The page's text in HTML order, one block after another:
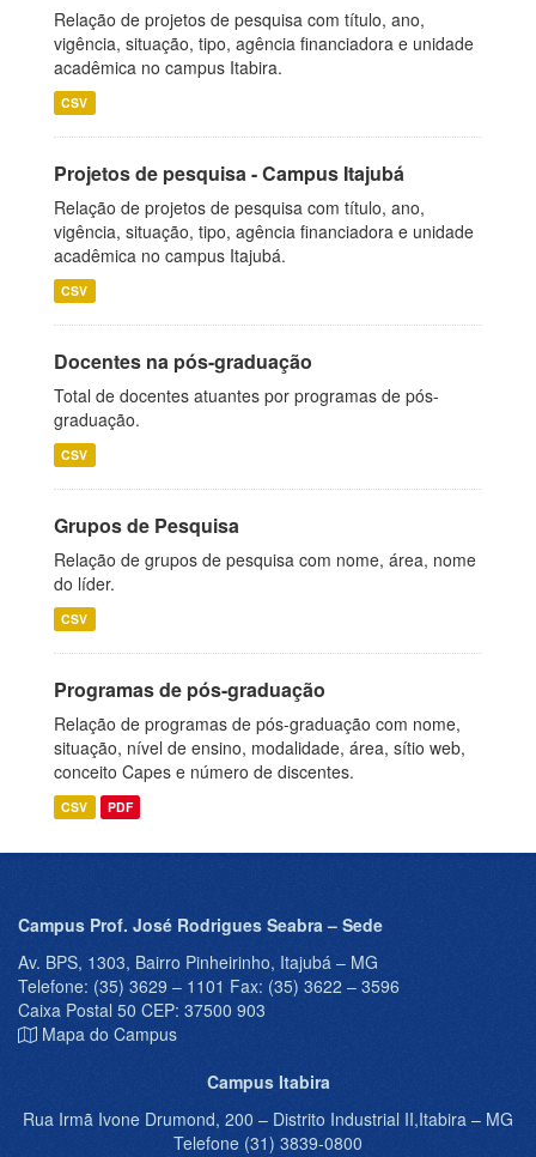
Relação de projetos de pesquisa com título, ano,
vigência, situação, tipo, agência financiadora e unidade
acadêmica no campus Itabira.
CSV
Projetos de pesquisa - Campus Itajubá
Relação de projetos de pesquisa com título, ano,
vigência, situação, tipo, agência financiadora e unidade
acadêmica no campus Itajubá.
CSV
Docentes na pós-graduação
Total de docentes atuantes por programas de pós-
graduação.
CSV
Grupos de Pesquisa
Relação de grupos de pesquisa com nome, área, nome
do líder.
CSV
Programas de pós-graduação
Relação de programas de pós-graduação com nome,
situação, nível de ensino, modalidade, área, sítio web,
conceito Capes e número de discentes.
CSV PDF
Campus Prof. José Rodrigues Seabra – Sede
Av. BPS, 1303, Bairro Pinheirinho, Itajubá – MG
Telefone: (35) 3629 – 1101 Fax: (35) 3622 – 3596
Caixa Postal 50 CEP: 37500 903
Mapa do Campus
Campus Itabira
Rua Irmã Ivone Drumond, 200 – Distrito Industrial II,Itabira – MG
Telefone (31) 3839-0800